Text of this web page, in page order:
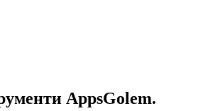
AppsGolem.